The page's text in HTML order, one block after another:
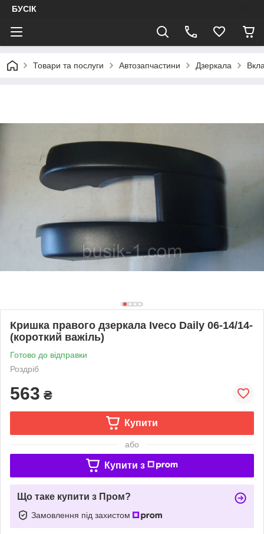
БУСІК
Товари та послуги Автозапчастини Дзеркала
Кришка правого дзеркала Iveco Daily 06-14/14-
(короткий важіль)
Готово до відправки
Роздріб
563 ₴
Купити
або
Купити з
Що таке купити з Пром?
Замовлення під захистом